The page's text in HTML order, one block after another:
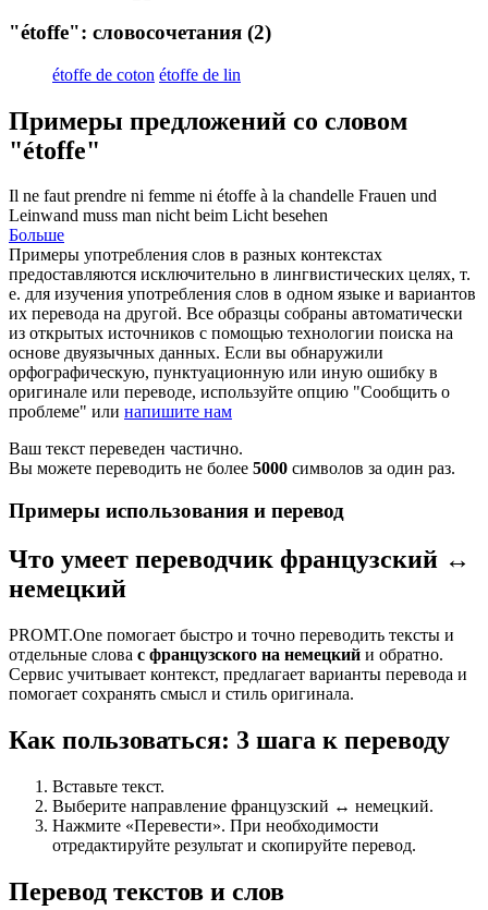
"étoffe": словосочетания (2)
étoffe de coton étoffe de lin
Примеры предложений со словом
"étoffe"
Il ne faut prendre ni femme ni étoffe à la chandelle Frauen und
Leinwand muss man nicht beim Licht besehen
Больше
Примеры употребления слов в разных контекстах
предоставляются исключительно в лингвистических целях, т.
е. для изучения употребления слов в одном языке и вариантов
их перевода на другой. Все образцы собраны автоматически
из открытых источников с помощью технологии поиска на
основе двуязычных данных. Если вы обнаружили
орфографическую, пунктуационную или иную ошибку в
оригинале или переводе, используйте опцию "Сообщить о
проблеме" или напишите нам
Ваш текст переведен частично.
Вы можете переводить не более 5000 символов за один раз.
Примеры использования и перевод
Что умеет переводчик французский ↔
немецкий
PROMT.One помогает быстро и точно переводить тексты и
отдельные слова с французского на немецкий и обратно.
Сервис учитывает контекст, предлагает варианты перевода и
помогает сохранять смысл и стиль оригинала.
Как пользоваться: 3 шага к переводу
Вставьте текст.
Выберите направление французский ↔ немецкий.
Нажмите «Перевести». При необходимости
отредактируйте результат и скопируйте перевод.
Перевод текстов и слов